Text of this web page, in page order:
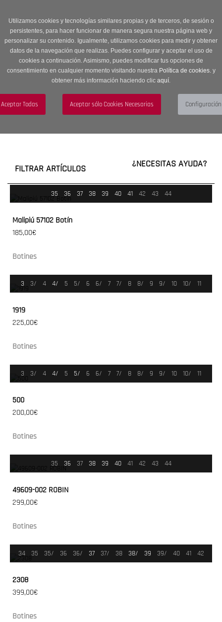
Utilizamos cookies y tecnologías similares propias y de terceros, de sesión o
persistentes, para hacer funcionar de manera segura nuestra página web y
personalizar su contenido. Igualmente, utilizamos cookies para medir y obtener
datos de la navegación que realizas. Puedes configurar y aceptar el uso de
cookies a continuación. Asimismo, puedes modificar tus opciones de
consentimiento en cualquier momento visitando nuestra Política de cookies.y
obtener más información haciendo clic aquí.
descuento en Sección OUTLET con código OUTLET20
navigation
Menú
FILTRAR ARTÍCULOS ¿NECESITAS AYUDA?
35 36 37 38 39 40 41 42 43 44
Malipiú 57102 Botín
185,00€
Botines
3 3/ 4 4/ 5 5/ 6 6/ 7 7/ 8 8/ 9 9/ 10 10/ 11
1919
225,00€
Botines
3 3/ 4 4/ 5 5/ 6 6/ 7 7/ 8 8/ 9 9/ 10 10/ 11
500
200,00€
Botines
35 36 37 38 39 40 41 42 43 44
49609-002 ROBIN
299,00€
Botines
34 35 35/ 36 36/ 37 37/ 38 38/ 39 39/ 40 41 42
2308
399,00€
Botines